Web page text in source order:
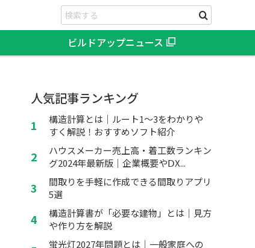
ビルドアップニュース
人気記事ランキング
構造計算とは｜ルート1～3をわかりや
すく解説！おすすめソフト紹介
ハウスメーカー売上高・着工数ランキン
グ2024年最新版｜企業概要やⅮX...
間取りを手軽に作成できる間取りアプリ
5選
構造計算書が「必要な建物」とは｜見方
や作り方を解説
蛍光灯2027年問題とは｜一般家庭への